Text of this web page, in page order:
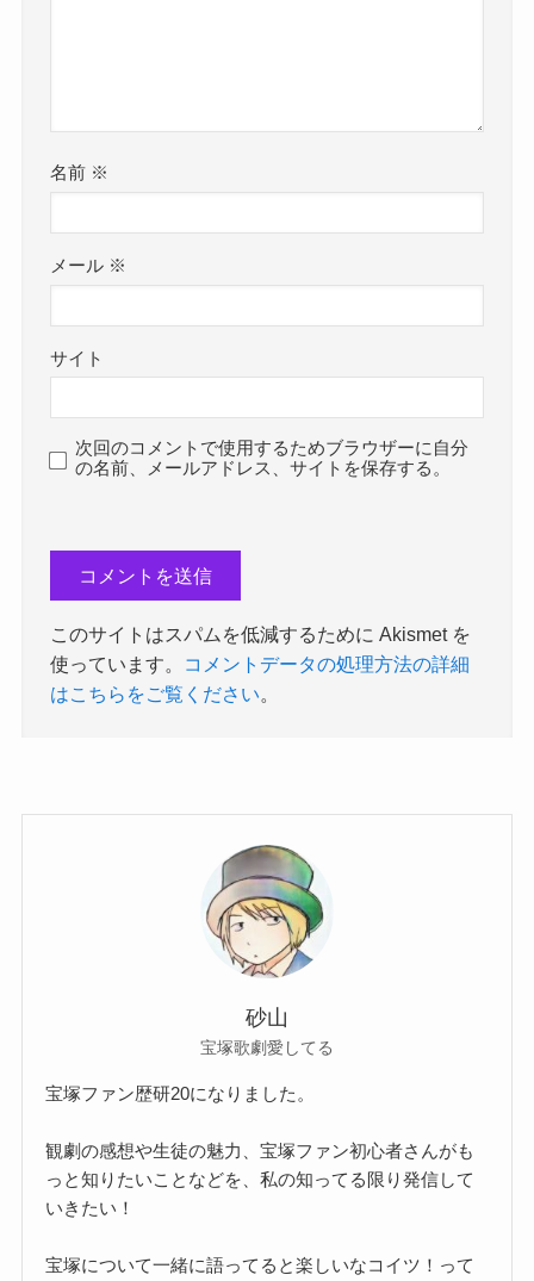
名前 ※
メール ※
サイト
次回のコメントで使用するためブラウザーに自分
の名前、メールアドレス、サイトを保存する。
このサイトはスパムを低減するために Akismet を
使っています。
コメントデータの処理方法の詳細
はこちらをご覧ください。
砂山
宝塚歌劇愛してる
宝塚ファン歴研20になりました。
観劇の感想や生徒の魅力、宝塚ファン初心者さんがも
っと知りたいことなどを、私の知ってる限り発信して
いきたい！
宝塚について一緒に語ってると楽しいなコイツ！って